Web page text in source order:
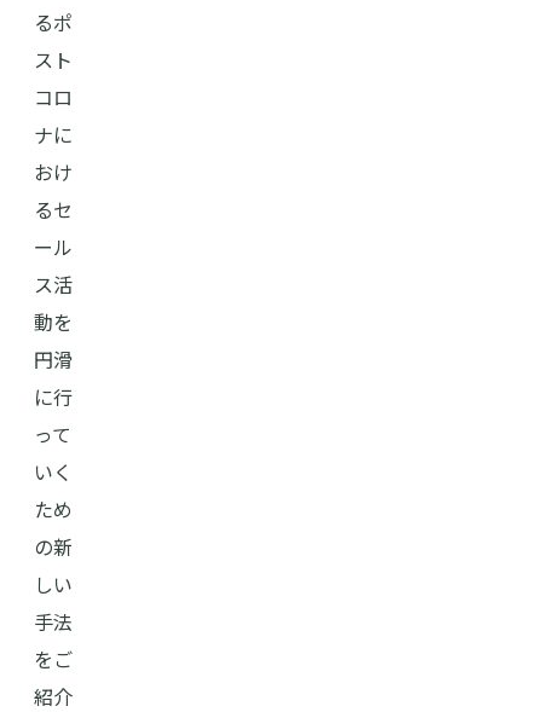
るポ
スト
コロ
ナに
おけ
るセ
ール
ス活
動を
円滑
に行
って
いく
ため
の新
しい
手法
をご
紹介